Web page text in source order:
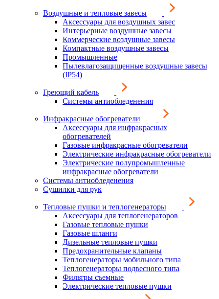
Воздушные и тепловые завесы
Аксессуары для воздушных завес
Интерьерные воздушные завесы
Коммерческие воздушные завесы
Компактные воздушные завесы
Промышленные
Пылевлагозащищенные воздушные завесы
(IP54)
Греющий кабель
Системы антиобледенения
Инфракрасные обогреватели
Аксессуары для инфракрасных
обогревателей
Газовые инфракрасные обогреватели
Электрические инфракрасные обогреватели
Электрические полупромышленные
инфракрасные обогреватели
Системы антиобледенения
Сушилки для рук
Тепловые пушки и теплогенераторы
Аксессуары для теплогенераторов
Газовые тепловые пушки
Газовые шланги
Дизельные тепловые пушки
Предохранительные клапаны
Теплогенераторы мобильного типа
Теплогенераторы подвесного типа
Фильтры съемные
Электрические тепловые пушки